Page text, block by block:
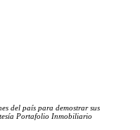
del país para demostrar sus
Portafolio Inmobiliario